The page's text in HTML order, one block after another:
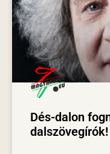
Dés-dalon
dalszövegírók!